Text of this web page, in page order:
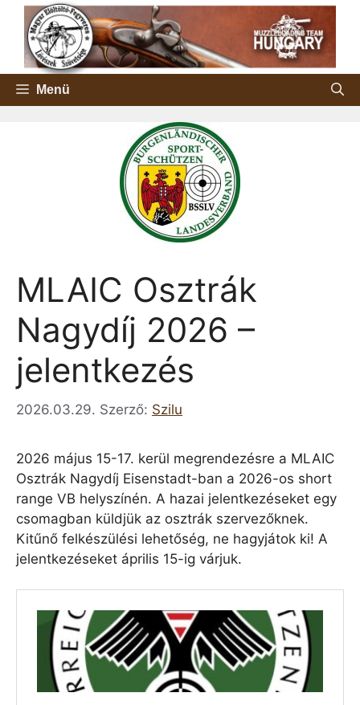
Kilépés
tartalomba
Menü
MLAIC Osztrák
Nagydíj 2026 –
jelentkezés
2026.03.29. Szerző: Szilu
2026 május 15-17. kerül megrendezésre a MLAIC
Osztrák Nagydíj Eisenstadt-ban a 2026-os short
range VB helyszínén. A hazai jelentkezéseket egy
csomagban küldjük az osztrák szervezőknek.
Kitűnő felkészülési lehetőség, ne hagyjátok ki! A
jelentkezéseket április 15-ig várjuk.